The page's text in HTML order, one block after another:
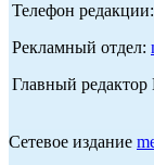
Телефон
Рекламный отдел:
Главный
Сетевое издание